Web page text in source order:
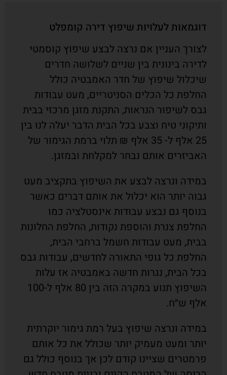
דוגמאות לעלויות שיפוץ דירה קומפלט
לצורך העניין אם נרצה לבצע שיפוץ קוסמטי
לדירה בינונית בין שניים לשלושה חדרים
שיכלול שיפוץ של חדר האמבטיה כולל
החלפת כל הכלים הסניטריים, מעט עבודות
גבס לשיפור הנראות, התקנת מזגן מרכזי בבית
ותיקוני טיח וצבע בכל הבית הדבר יעלה לנו בין
25 אלף ל- 35 אלף ₪ תלוי ברמת הגימור של
האביזרים אותם נבחר למקלחת ובמזגן.
במידה ונרצה לבצע את השיפוץ בתקציב מעט
גבוה יותר הוא יכלול את אותם דברים כאשר
בנוסף גם נבצע עבודות אינסטלציה כמו
החלפת צנרת והוספת נקודות, החלפת החלונות
בבית, מעט עבודות חשמל ברחבי הבית,
החלפת כל גופי התאורה לחדשים, עבודות גבס
בכל הבית, נגרות חדשה באמבטיה אז עלות
השיפוץ תנוע במקרה הזה בין 80 אלף ל-100
אלף ש״ח.
במידה ונרצה שיפוץ בעל רמת גימור יוקרתית
יותר ומעט מעמיק יותר שכולל את כל אותם
פרמטרים שציינו קודם לכן אך בנוסף כולל גם